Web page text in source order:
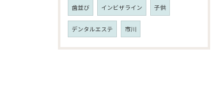
歯並び インビザライン 子供
デンタルエステ 市川